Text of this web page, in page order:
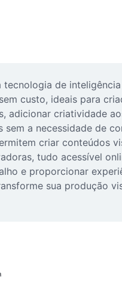
de
custo, ideais para
adicionar criatividade
a necessidade de
criar conteúdos
tudo acessível
e proporcionar
sua produção